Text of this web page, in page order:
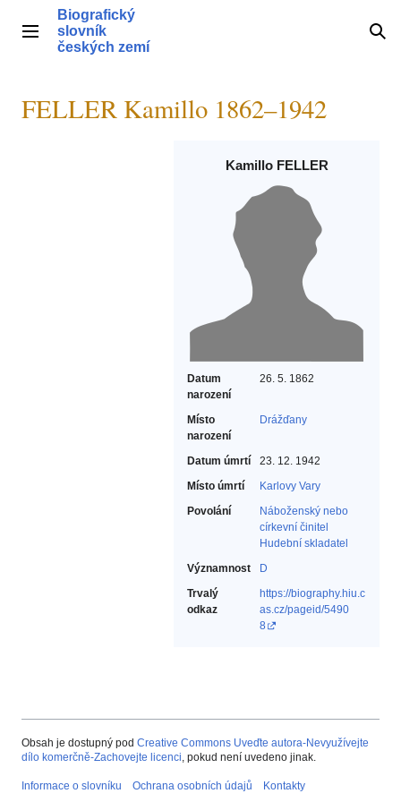
obsahHlavní menu
Biografický
slovník
českých zemí
FELLER Kamillo 1862–1942
Kamillo FELLER
Datum
narození
26. 5. 1862
Místo
narození
Drážďany
Datum úmrtí
23. 12. 1942
Místo úmrtí
Karlovy Vary
Povolání
Náboženský nebo
církevní činitel‎
Hudební skladatel‎
Významnost
D
Trvalý
odkaz
https://biography.hiu.c
as.cz/pageid/5490
8
Obsah je dostupný pod Creative Commons Uveďte autora-Nevyužívejte
dílo komerčně-Zachovejte licenci, pokud není uvedeno jinak.
Informace o slovníku Ochrana osobních údajů Kontakty